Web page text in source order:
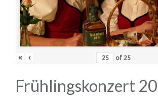
« ‹ of 25
Frühlingskonzert